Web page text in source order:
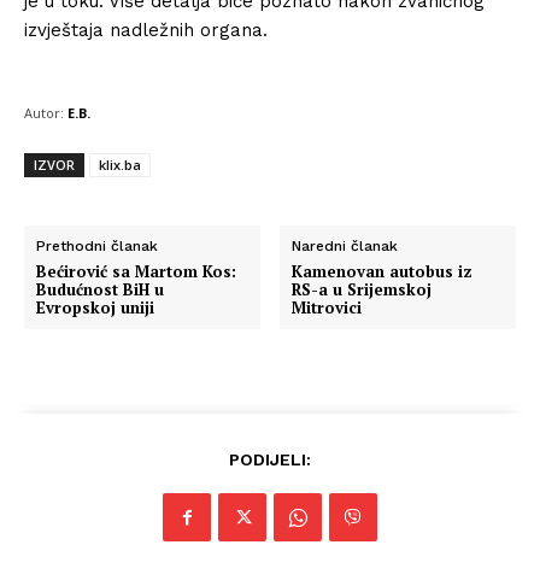
izvještaja nadležnih organa.
Autor: E.B.
IZVOR klix.ba
Prethodni članak
Bećirović sa Martom Kos:
Budućnost BiH u
Evropskoj uniji
Naredni članak
Kamenovan autobus iz
RS-a u Srijemskoj
Mitrovici
PODIJELI: